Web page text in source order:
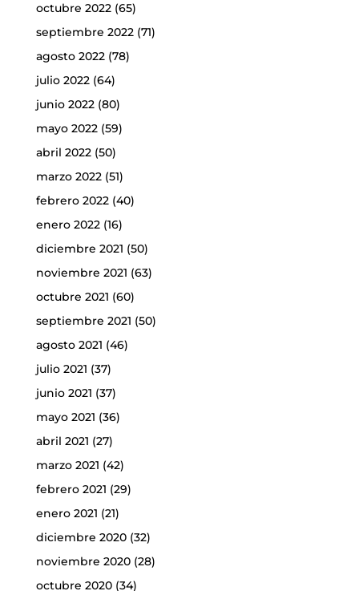
octubre 2022(65)
septiembre 2022(71)
agosto 2022(78)
julio 2022(64)
junio 2022(80)
mayo 2022(59)
abril 2022(50)
marzo 2022(51)
febrero 2022(40)
enero 2022(16)
diciembre 2021 (50)
noviembre 2021 (63)
octubre 2021 (60)
septiembre 2021 (50)
agosto 2021 (46)
julio 2021 (37)
junio 2021 (37)
mayo 2021 (36)
abril 2021 (27)
marzo 2021 (42)
febrero 2021 (29)
enero 2021 (21)
diciembre 2020(32)
noviembre 2020(28)
octubre 2020(34)